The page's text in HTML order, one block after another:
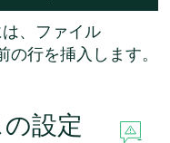
、ファイル
の行を挿入します。
設定